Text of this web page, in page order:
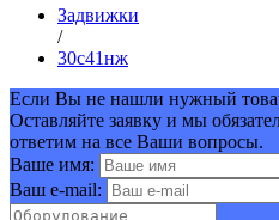
Задвижки
/
30с41нж
Если Вы не нашли нужный
Оставляйте заявку и мы
ответим на все Ваши вопросы.
Ваше имя:
Ваш e-mail: